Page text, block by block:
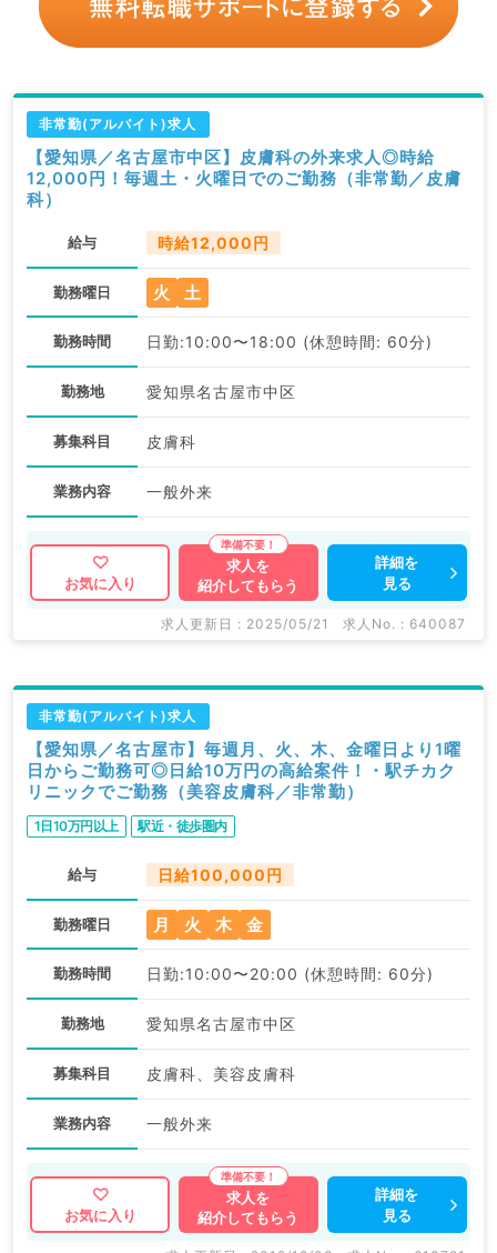
非常勤(アルバイト)求人
【愛知県／名古屋市中区】皮膚科の外来求人◎時給
12,000円！毎週土・火曜日でのご勤務（非常勤／皮膚
科）
給与 時給12,000円
勤務曜日 火 土
勤務時間 日勤:10:00〜18:00 (休憩時間: 60分)
勤務地 愛知県名古屋市中区
募集科目 皮膚科
業務内容 一般外来
お気に入り
求人を
紹介してもらう
詳細を
見る
求人更新日 : 2025/05/21 求人No. : 640087
非常勤(アルバイト)求人
【愛知県／名古屋市】毎週月、火、木、金曜日より1曜
日からご勤務可◎日給10万円の高給案件！・駅チカク
リニックでご勤務（美容皮膚科／非常勤）
1日10万円以上 駅近・徒歩圏内
給与 日給100,000円
勤務曜日 月 火 木 金
勤務時間 日勤:10:00〜20:00 (休憩時間: 60分)
勤務地 愛知県名古屋市中区
募集科目 皮膚科、美容皮膚科
業務内容 一般外来
お気に入り
求人を
紹介してもらう
詳細を
見る